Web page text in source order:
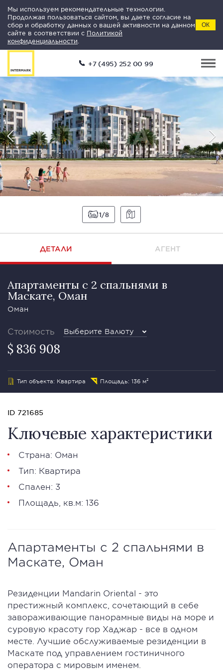
Мы используем рекомендательные технологии.
Продолжая пользоваться сайтом, вы даете согласие на
сбор и обработку данных о вашей активности на данном
сайте в соответствии с Политикой
конфиденциальности
ОК
+7 (495) 252 00 99
1 8
ДЕТАЛИ АГЕНТ
Апартаменты с 2 спальнями в
Маскате, Оман
Оман
Стоимость Выберите Валюту
$ 836 908
Тип объекта: Квартира Площадь: 136 м²
ID 721685
Ключевые характеристики
Страна: Оман
Тип: Квартира
Спален: 3
Площадь, кв.м: 136
Апартаменты с 2 спальнями в
Маскате, Оман
Резиденции Mandarin Oriental - это
престижный комплекс, сочетающий в себе
завораживающие панорамные виды на море и
суровую красоту гор Хаджар - все в одном
месте. Лучшие обслуживаемые резиденции в
Маскате под управлением гостиничного
оператора с мировым именем.